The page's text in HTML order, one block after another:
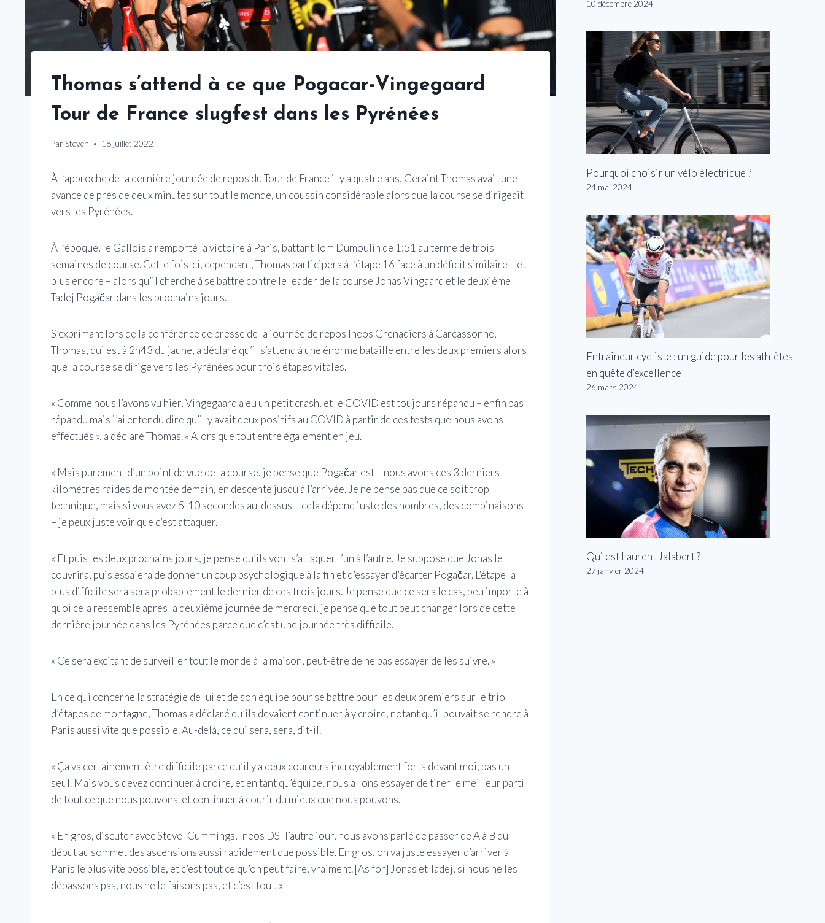
Thomas s’attend à ce que Pogacar-Vingegaard
Tour de France slugfest dans les Pyrénées
Par Steven 18 juillet 2022
À l’approche de la dernière journée de repos du Tour de France il y a quatre ans, Geraint Thomas avait une
avance de près de deux minutes sur tout le monde, un coussin considérable alors que la course se dirigeait
vers les Pyrénées.
À l’époque, le Gallois a remporté la victoire à Paris, battant Tom Dumoulin de 1:51 au terme de trois
semaines de course. Cette fois-ci, cependant, Thomas participera à l’étape 16 face à un déficit similaire – et
plus encore – alors qu’il cherche à se battre contre le leader de la course Jonas Vingaard et le deuxième
Tadej Pogačar dans les prochains jours.
S’exprimant lors de la conférence de presse de la journée de repos Ineos Grenadiers à Carcassonne,
Thomas, qui est à 2h43 du jaune, a déclaré qu’il s’attend à une énorme bataille entre les deux premiers alors
que la course se dirige vers les Pyrénées pour trois étapes vitales.
« Comme nous l’avons vu hier, Vingegaard a eu un petit crash, et le COVID est toujours répandu – enfin pas
répandu mais j’ai entendu dire qu’il y avait deux positifs au COVID à partir de ces tests que nous avons
effectués », a déclaré Thomas. « Alors que tout entre également en jeu.
« Mais purement d’un point de vue de la course, je pense que Pogačar est – nous avons ces 3 derniers
kilomètres raides de montée demain, en descente jusqu’à l’arrivée. Je ne pense pas que ce soit trop
technique, mais si vous avez 5-10 secondes au-dessus – cela dépend juste des nombres, des combinaisons
– je peux juste voir que c’est attaquer.
« Et puis les deux prochains jours, je pense qu’ils vont s’attaquer l’un à l’autre. Je suppose que Jonas le
couvrira, puis essaiera de donner un coup psychologique à la fin et d’essayer d’écarter Pogačar. L’étape la
plus difficile sera sera probablement le dernier de ces trois jours. Je pense que ce sera le cas, peu importe à
quoi cela ressemble après la deuxième journée de mercredi, je pense que tout peut changer lors de cette
dernière journée dans les Pyrénées parce que c’est une journée très difficile.
« Ce sera excitant de surveiller tout le monde à la maison, peut-être de ne pas essayer de les suivre. »
En ce qui concerne la stratégie de lui et de son équipe pour se battre pour les deux premiers sur le trio
d’étapes de montagne, Thomas a déclaré qu’ils devaient continuer à y croire, notant qu’il pouvait se rendre à
Paris aussi vite que possible. Au-delà, ce qui sera, sera, dit-il.
« Ça va certainement être difficile parce qu’il y a deux coureurs incroyablement forts devant moi, pas un
seul. Mais vous devez continuer à croire, et en tant qu’équipe, nous allons essayer de tirer le meilleur parti
de tout ce que nous pouvons. et continuer à courir du mieux que nous pouvons.
« En gros, discuter avec Steve [Cummings, Ineos DS] l’autre jour, nous avons parlé de passer de A à B du
début au sommet des ascensions aussi rapidement que possible. En gros, on va juste essayer d’arriver à
Paris le plus vite possible, et c’est tout ce qu’on peut faire, vraiment. [As for] Jonas et Tadej, si nous ne les
dépassons pas, nous ne le faisons pas, et c’est tout. »
10 décembre 2024
Pourquoi choisir un vélo électrique ?
24 mai 2024
Entraîneur cycliste : un guide pour les athlètes
en quête d’excellence
26 mars 2024
Qui est Laurent Jalabert ?
27 janvier 2024